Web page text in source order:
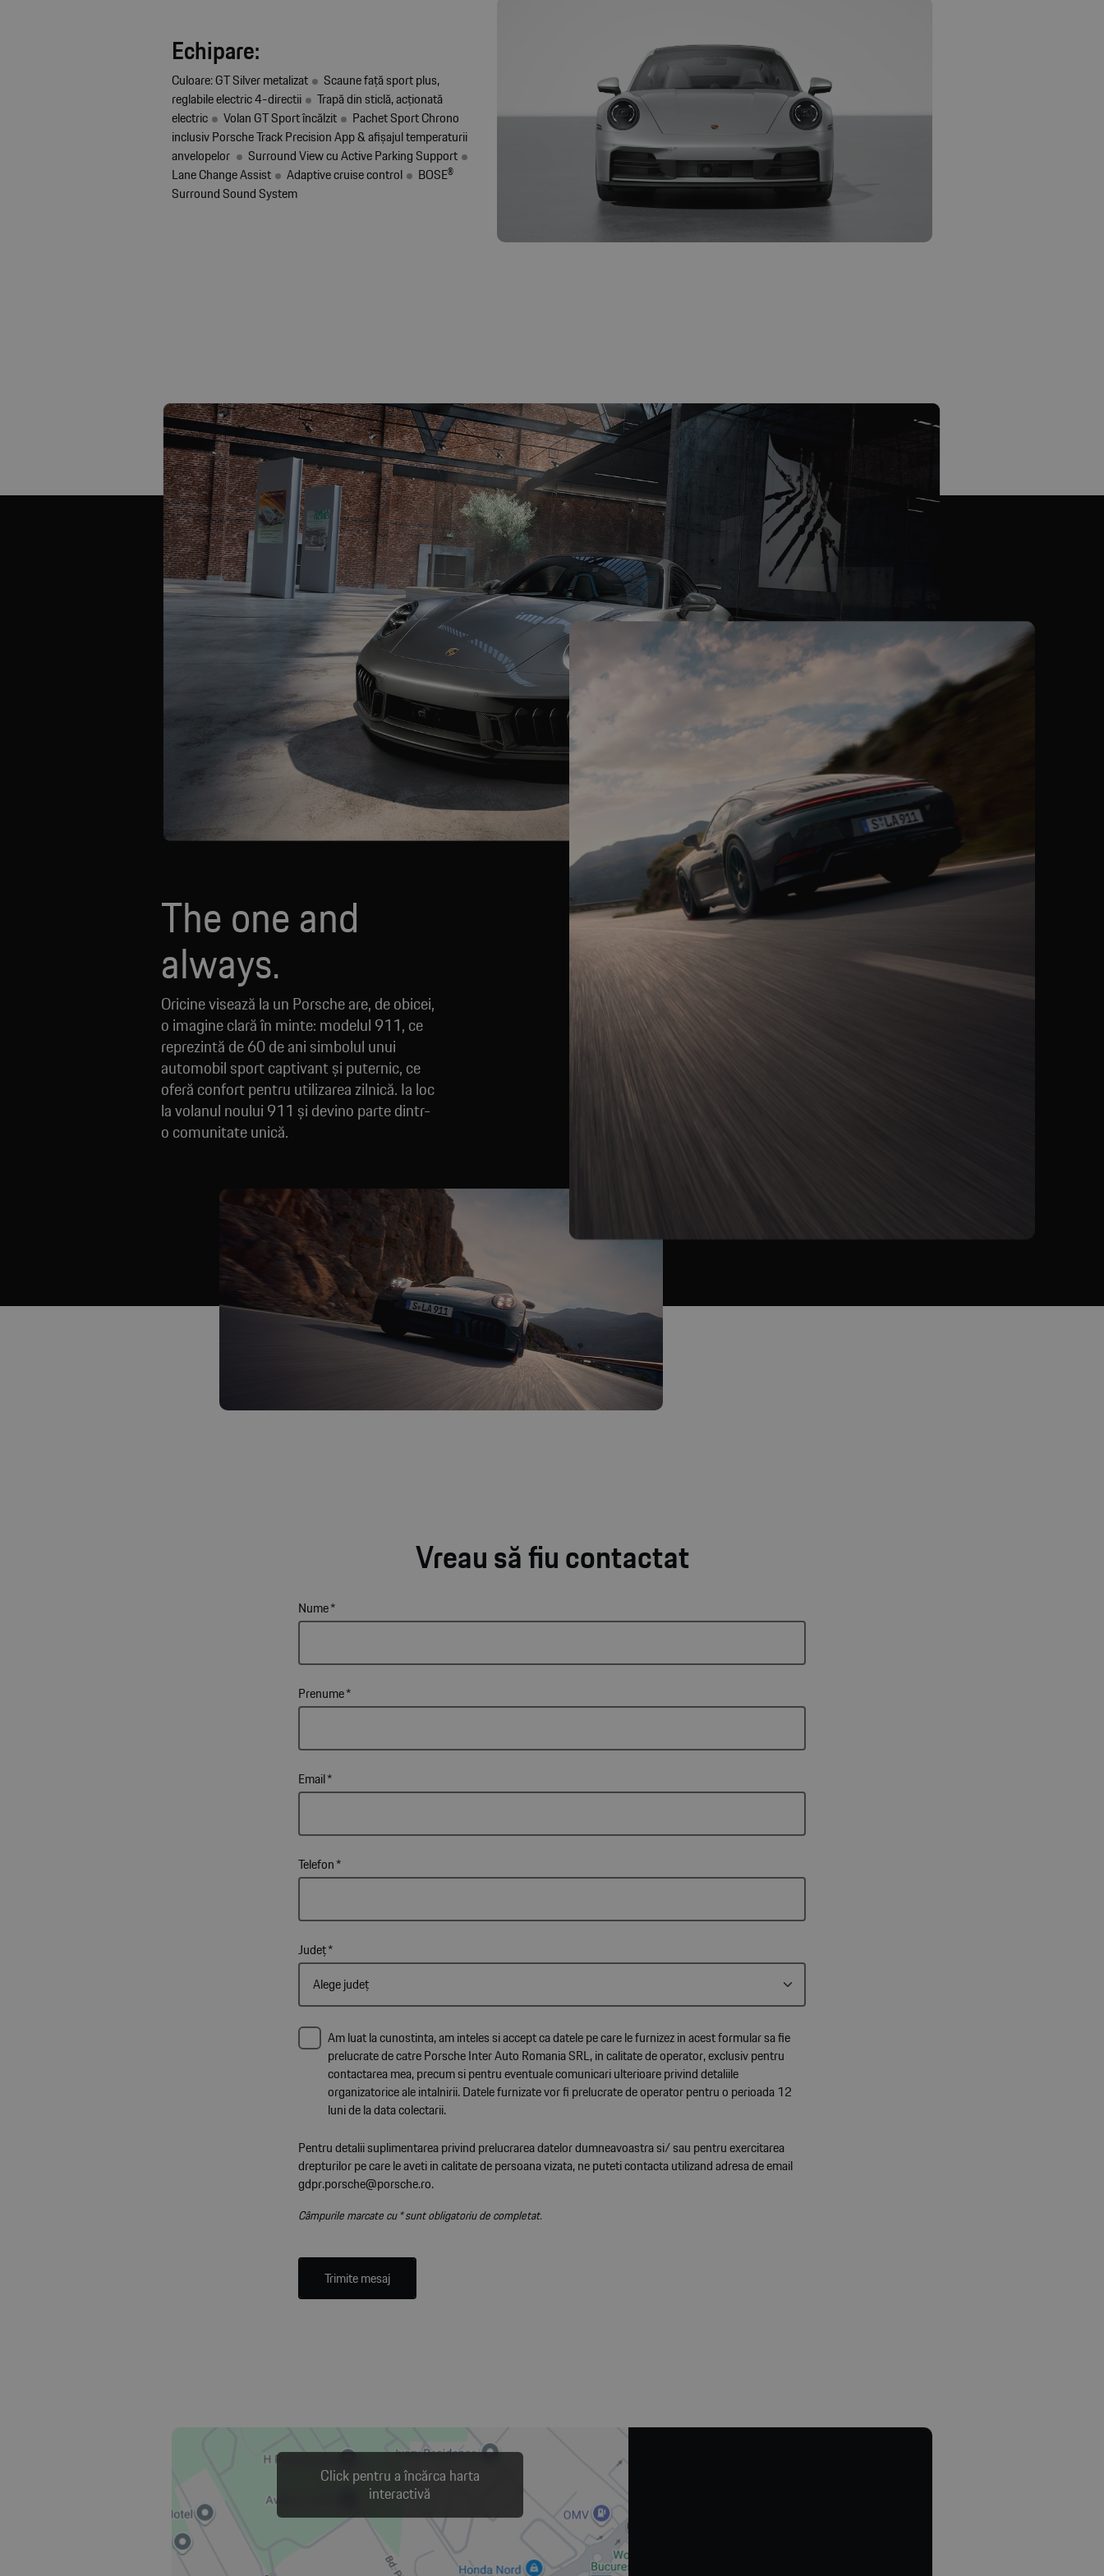
Echipare:
Culoare: GT Silver metalizat
Scaune față sport plus,
reglabile electric 4-directii
Trapă din sticlă, acționată
electric
Volan GT Sport încălzit
Pachet Sport Chrono
inclusiv Porsche Track Precision App & afișajul temperaturii
anvelopelor
Surround View cu Active Parking Support
Lane Change Assist
Adaptive cruise control
BOSE®️
Surround Sound System
The one and
always.
Oricine visează la un Porsche are, de obicei,
o imagine clară în minte: modelul 911, ce
reprezintă de 60 de ani simbolul unui
automobil sport captivant și puternic, ce
oferă confort pentru utilizarea zilnică. Ia loc
la volanul noului 911 și devino parte dintr-
o comunitate unică.
Vreau să fiu contactat
Nume*
Prenume*
Email*
Telefon*
Județ*
Am luat la cunostinta, am inteles si accept ca datele pe care le furnizez in acest formular sa fie
prelucrate de catre Porsche Inter Auto Romania SRL, in calitate de operator, exclusiv pentru
contactarea mea, precum si pentru eventuale comunicari ulterioare privind detaliile
organizatorice ale intalnirii. Datele furnizate vor fi prelucrate de operator pentru o perioada 12
luni de la data colectarii.
Pentru detalii suplimentarea privind prelucrarea datelor dumneavoastra si/ sau pentru exercitarea
drepturilor pe care le aveti in calitate de persoana vizata, ne puteti contacta utilizand adresa de email
gdpr.porsche@porsche.ro.
Câmpurile marcate cu * sunt obligatoriu de completat.
Trimite mesaj
Click pentru a încărca harta
interactivă